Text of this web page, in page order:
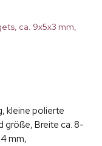
ca. 9x5x3 mm,
kleine polierte
größe, Breite ca. 8-
mm,